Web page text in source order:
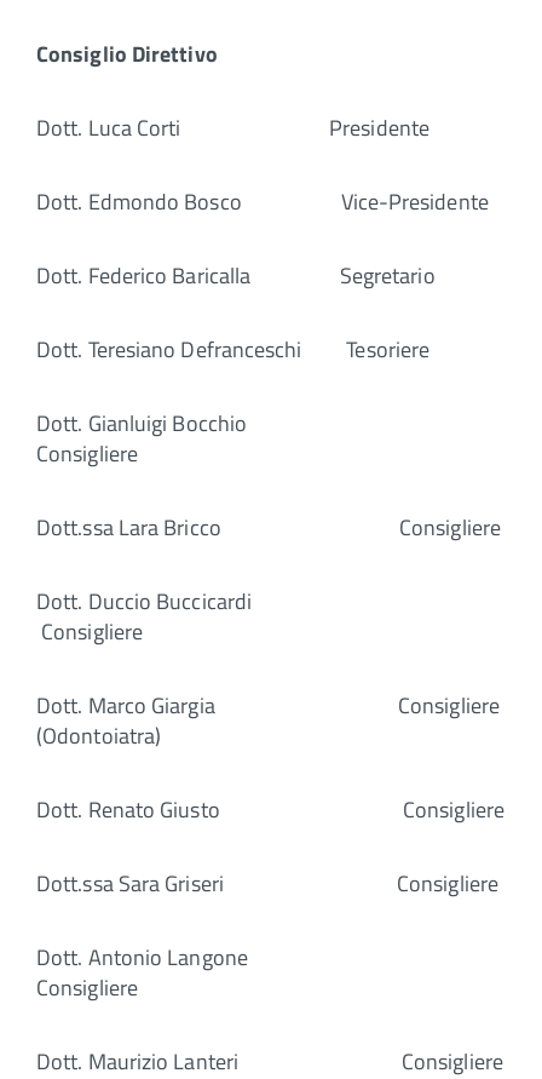
Consiglio Direttivo
Dott. Luca Corti Presidente
Dott. Edmondo Bosco Vice-Presidente
Dott. Federico Baricalla Segretario
Dott. Teresiano Defranceschi Tesoriere
Dott. Gianluigi Bocchio
Consigliere
Dott.ssa Lara Bricco Consigliere
Dott. Duccio Buccicardi
Consigliere
Dott. Marco Giargia Consigliere
(Odontoiatra)
Dott. Renato Giusto Consigliere
Dott.ssa Sara Griseri Consigliere
Dott. Antonio Langone
Consigliere
Dott. Maurizio Lanteri Consigliere